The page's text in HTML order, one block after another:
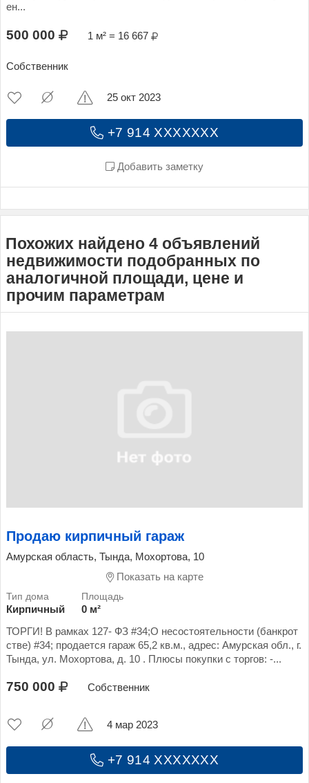
ен...
500 000 1 м² = 16 667
Собственник
+7 914 XXXXXXX
Добавить заметку
25 окт 2023
Похожих найдено 4 объявлений
недвижимости подобранных по
аналогичной площади, цене и
прочим параметрам
Продаю кирпичный гараж
Амурская область, Тында, Мохортова, 10
Показать на карте
Кирпичный
0 м²
ТОРГИ! В рамках 127- ФЗ #34;О несостоятельности (банкрот
стве) #34; продается гараж 65,2 кв.м., адрес: Амурская обл., г.
Тында, ул. Мохортова, д. 10 . Плюсы покупки с торгов: -...
750 000 Собственник
+7 914 XXXXXXX
4 мар 2023